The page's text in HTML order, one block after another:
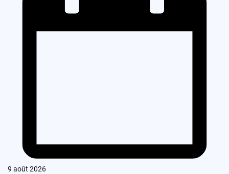
9 août 2026